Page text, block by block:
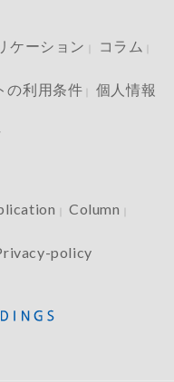
ケーション コラム
の利用条件 個人情報
Column
policy